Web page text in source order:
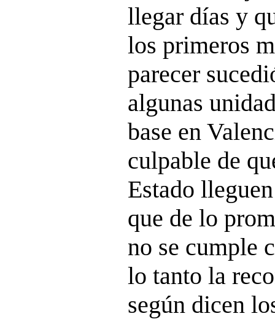
llegar días y
los primeros
parecer
algunas
base en
culpable de
Estado
que de lo
no se cumple
lo tanto la
según dicen